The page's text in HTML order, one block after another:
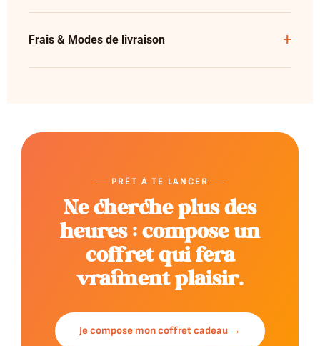
Frais & Modes de livraison
PRÊT À TE LANCER
Ne cherche plus des
heures : compose un
coffret qui fera
vraiment plaisir.
Je compose mon coffret cadeau →